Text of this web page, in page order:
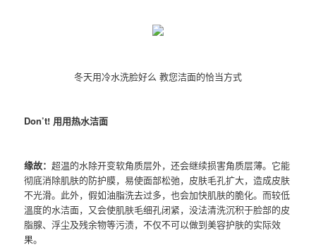
冬天用冷水洗脸好么 教您洁面的恰当方式
Don’t! 用用热水洁面
缘故：超温的水除开变软角质层外，还会继续损害角质层薄。它能
彻底消除肌肤的防护膜，易使面部松弛，皮肤毛孔扩大，造成皮肤
不光滑。此外，假如油脂洗去过多，也会加快肌肤的脆化。而较低
溫度的水洁面，又会使肌肤毛细孔闭紧，没法清洗沉积于脸部的皮
脂腺、浮尘及残余物等污渍，不仅不可以做到美容护肤的实际效
果。